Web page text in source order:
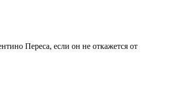
Переса, если он не откажется от